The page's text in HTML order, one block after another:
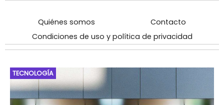
Quiénes somos
Contacto
Condiciones de uso y política de privacidad
TECNOLOGÍA